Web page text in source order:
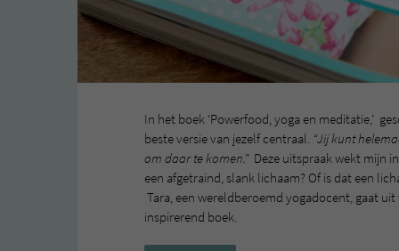
In het boek ‘Powerfood, yoga en meditatie,’
beste versie van jezelf centraal. “Jij kunt
om daar te komen.” Deze uitspraak wekt mijn
een afgetraind, slank lichaam? Of is dat een
Tara, een wereldberoemd yogadocent, gaat
inspirerend boek.